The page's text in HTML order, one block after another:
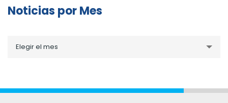
Noticias por Mes
porElegir el mes